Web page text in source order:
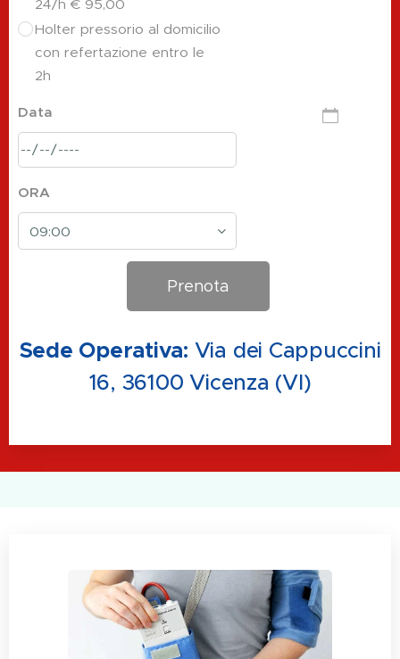
24/h € 95,00
Holter pressorio al domicilio
con refertazione entro le
2h
Data
ORA
Prenota
Sede Operativa: Via dei Cappuccini
16, 36100 Vicenza (VI)